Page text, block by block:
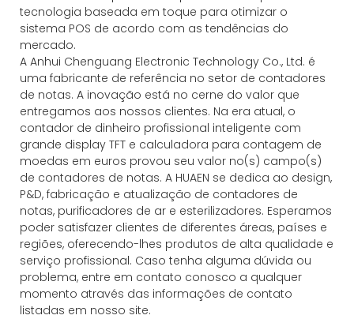
tecnologia baseada em toque para otimizar o
sistema POS de acordo com as tendências do
mercado.
A Anhui Chenguang Electronic Technology Co., Ltd. é
uma fabricante de referência no setor de contadores
de notas. A inovação está no cerne do valor que
entregamos aos nossos clientes. Na era atual, o
contador de dinheiro profissional inteligente com
grande display TFT e calculadora para contagem de
moedas em euros provou seu valor no(s) campo(s)
de contadores de notas. A HUAEN se dedica ao design,
P&D, fabricação e atualização de contadores de
notas, purificadores de ar e esterilizadores. Esperamos
poder satisfazer clientes de diferentes áreas, países e
regiões, oferecendo-lhes produtos de alta qualidade e
serviço profissional. Caso tenha alguma dúvida ou
problema, entre em contato conosco a qualquer
momento através das informações de contato
listadas em nosso site.